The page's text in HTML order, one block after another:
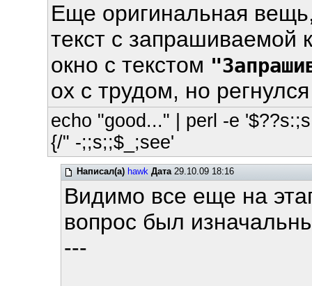
Еще оригинальная
текст с запрашиваемой
окно с текстом
ох с трудом, но регнулся
echo "good..." | perl -e
{/" -;;s;;$_;see'
Написал(а) hawk Дата29.10.09 18:16
Видимо все еще на
вопрос был
---